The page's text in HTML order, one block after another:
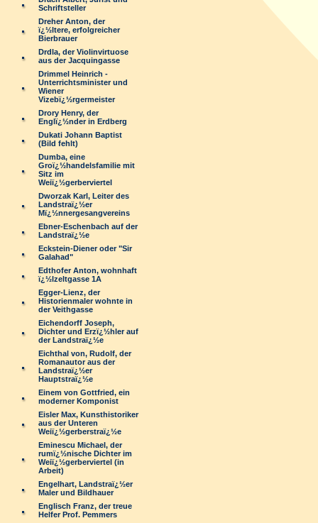
Schriftsteller
Dreher Anton, der
ï¿½ltere, erfolgreicher
Bierbrauer
Drdla, der Violinvirtuose
aus der Jacquingasse
Drimmel Heinrich -
Unterrichtsminister und
Wiener
Vizebï¿½rgermeister
Drory Henry, der
Englï¿½nder in Erdberg
Dukati Johann Baptist
(Bild fehlt)
Dumba, eine
Groï¿½handelsfamilie mit
Sitz im
Weiï¿½gerberviertel
Dworzak Karl, Leiter des
Landstraï¿½er
Mï¿½nnergesangvereins
Ebner-Eschenbach auf der
Landstraï¿½e
Eckstein-Diener oder "Sir
Galahad"
Edthofer Anton, wohnhaft
ï¿½lzeltgasse 1A
Egger-Lienz, der
Historienmaler wohnte in
der Veithgasse
Eichendorff Joseph,
Dichter und Erzï¿½hler auf
der Landstraï¿½e
Eichthal von, Rudolf, der
Romanautor aus der
Landstraï¿½er
Hauptstraï¿½e
Einem von Gottfried, ein
moderner Komponist
Eisler Max, Kunsthistoriker
aus der Unteren
Weiï¿½gerberstraï¿½e
Eminescu Michael, der
rumï¿½nische Dichter im
Weiï¿½gerberviertel (in
Arbeit)
Engelhart, Landstraï¿½er
Maler und Bildhauer
Englisch Franz, der treue
Helfer Prof. Pemmers